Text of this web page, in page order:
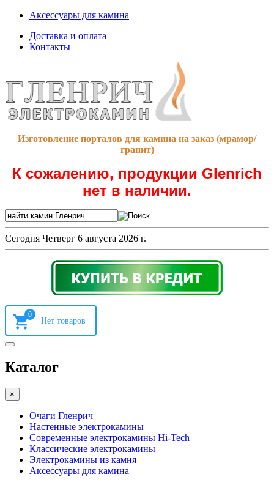
Аксессуары для камина
Доставка и оплата
Контакты
Изготовление порталов для камина на заказ (мрамор/
гранит)
К сожалению, продукции Glenrich
нет в наличии.
Сегодня Четверг 6 августа 2026 г.
0
Каталог
×
Очаги Гленрич
Настенные электрокамины
Современные электрокамины Hi-Tech
Классические электрокамины
Электрокамины из камня
Аксессуары для камина